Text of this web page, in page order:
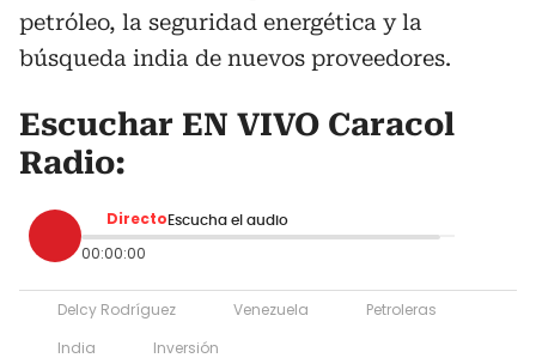
petróleo, la seguridad energética y la
búsqueda india de nuevos proveedores.
Escuchar EN VIVO Caracol
Radio:
Directo Escucha el audio
00:00:00
Delcy Rodríguez Venezuela
Petroleras
India
Inversión